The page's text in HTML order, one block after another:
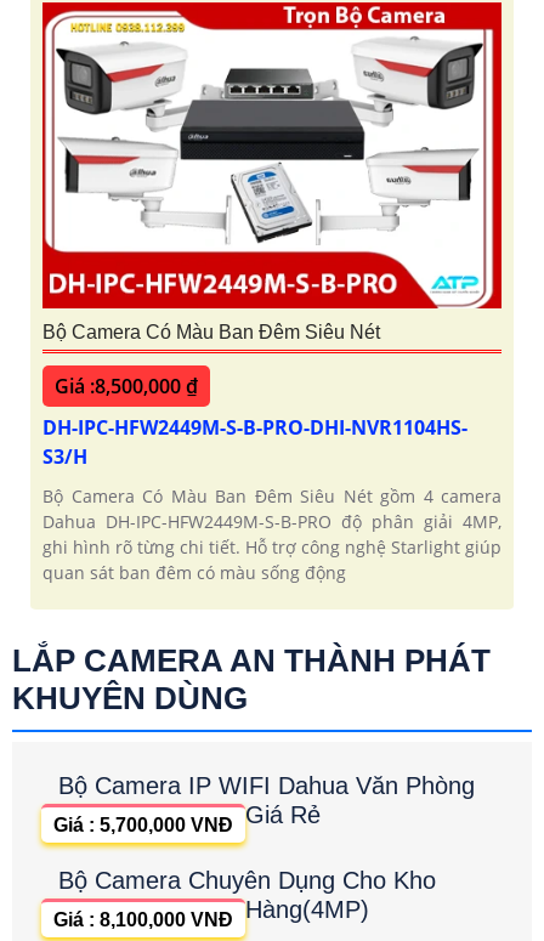
Bộ Camera Có Màu Ban Đêm Siêu Nét
Giá :8,500,000 ₫
DH-IPC-HFW2449M-S-B-PRO-DHI-NVR1104HS-
S3/H
Bộ Camera Có Màu Ban Đêm Siêu Nét gồm 4 camera
Dahua DH-IPC-HFW2449M-S-B-PRO độ phân giải 4MP,
ghi hình rõ từng chi tiết. Hỗ trợ công nghệ Starlight giúp
quan sát ban đêm có màu sống động
LẮP CAMERA AN THÀNH PHÁT
KHUYÊN DÙNG
Bộ Camera IP WIFI Dahua Văn Phòng
Giá Rẻ
Giá : 5,700,000 VNĐ
Bộ Camera Chuyên Dụng Cho Kho
Hàng(4MP)
Giá : 8,100,000 VNĐ